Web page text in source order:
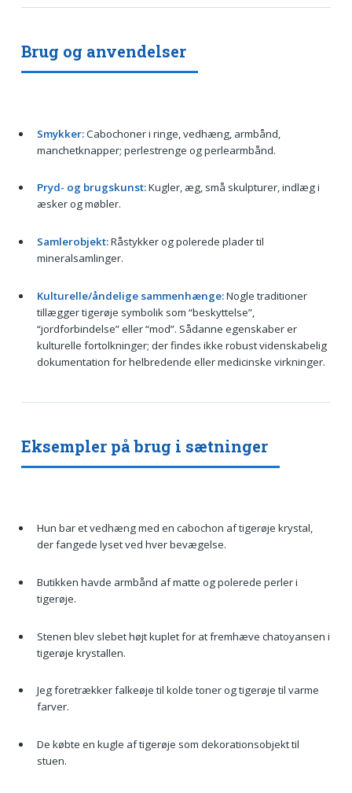
Brug og anvendelser
Smykker:Cabochoner i ringe, vedhæng, armbånd,
manchetknapper; perlestrenge og perlearmbånd.
Pryd- og brugskunst:Kugler, æg, små skulpturer, indlæg i
æsker og møbler.
Samlerobjekt:Råstykker og polerede plader til
mineralsamlinger.
Kulturelle/åndelige sammenhænge:Nogle traditioner
tillægger tigerøje symbolik som “beskyttelse”,
“jordforbindelse” eller “mod”. Sådanne egenskaber er
kulturelle fortolkninger; der findes ikke robust videnskabelig
dokumentation for helbredende eller medicinske virkninger.
Eksempler på brug i sætninger
Hun bar et vedhæng med en cabochon af tigerøje krystal,
der fangede lyset ved hver bevægelse.
Butikken havde armbånd af matte og polerede perler i
tigerøje.
Stenen blev slebet højt kuplet for at fremhæve chatoyansen i
tigerøje krystallen.
Jeg foretrækker falkeøje til kolde toner og tigerøje til varme
farver.
De købte en kugle af tigerøje som dekorationsobjekt til
stuen.